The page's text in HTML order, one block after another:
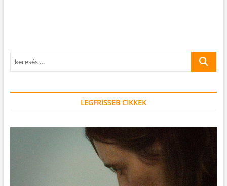
keresés
LEGFRISSEB CIKKEK